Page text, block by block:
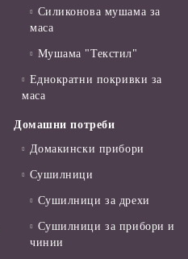
Силиконова мушама за
маса
Мушама "Текстил"
Еднократни покривки за
маса
Домашни потреби
Домакински прибори
Сушилници
Сушилници за дрехи
Сушилници за прибори и
чинии